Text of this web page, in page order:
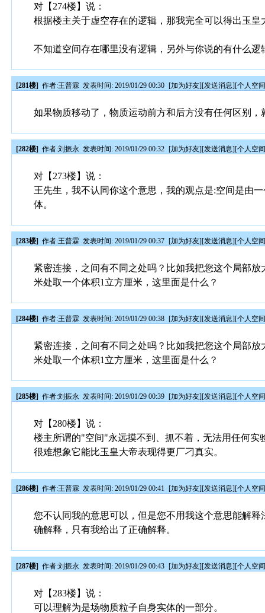
对【274楼】说：
根据楼主关于虚空存在的逻辑，那我完全可以得出玉皇
不知道空间存在哪里没有逻辑，另外与你说的有什么
[281楼] 作者:王普霖 发表时间: 2019/01/29 00:30 [加为好友][发送消息][个人空
如果物质移动了，物质运动前方和后方没有任何区别
[282楼] 作者:刘振永 发表时间: 2019/01/29 00:32 [加为好友][发送消息][个人空
对【273楼】说：
王先生，我不认同你这个意思，我的观点是:空间是由
体。
[283楼] 作者:王普霖 发表时间: 2019/01/29 00:37 [加为好友][发送消息][个人空
紧密连接，之间有不同之处吗？比如我把您这个局部
米处取一个体积1立方厘米，这里面是什么？
[284楼] 作者:王普霖 发表时间: 2019/01/29 00:38 [加为好友][发送消息][个人空
紧密连接，之间有不同之处吗？比如我把您这个局部
米处取一个体积1立方厘米，这里面是什么？
[285楼] 作者:刘振永 发表时间: 2019/01/29 00:39 [加为好友][发送消息][个人空
对【280楼】说：
楼主所谓的"空间"永远摸不到、抓不着，无法用任何
很难想象它能比玉皇大帝表现得更厂刁真实。
[286楼] 作者:王普霖 发表时间: 2019/01/29 00:41 [加为好友][发送消息][个人空
您不认同我的意思可以，但是您不用我这个意思能解
确解释，只有我给出了正确解释。
[287楼] 作者:刘振永 发表时间: 2019/01/29 00:43 [加为好友][发送消息][个人空
对【283楼】说：
可以理解为是场物质粒子自身实体的一部分。